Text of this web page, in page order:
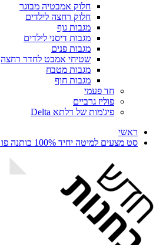
חלוק אמבטיה מבוגר
חלוק רחצה לילדים
מגבות גוף
מגבות דיסני לילדים
מגבות פנים
שטיחי אמבט לחדר רחצה
מגבות מטבח
מגבות חוף
חד פעמי
פוליז גרביים
פיג'מות של דלתא Delta
ראשי
סט מצעים למיטה יחיד 100% כותנה פו הדוב 90/200